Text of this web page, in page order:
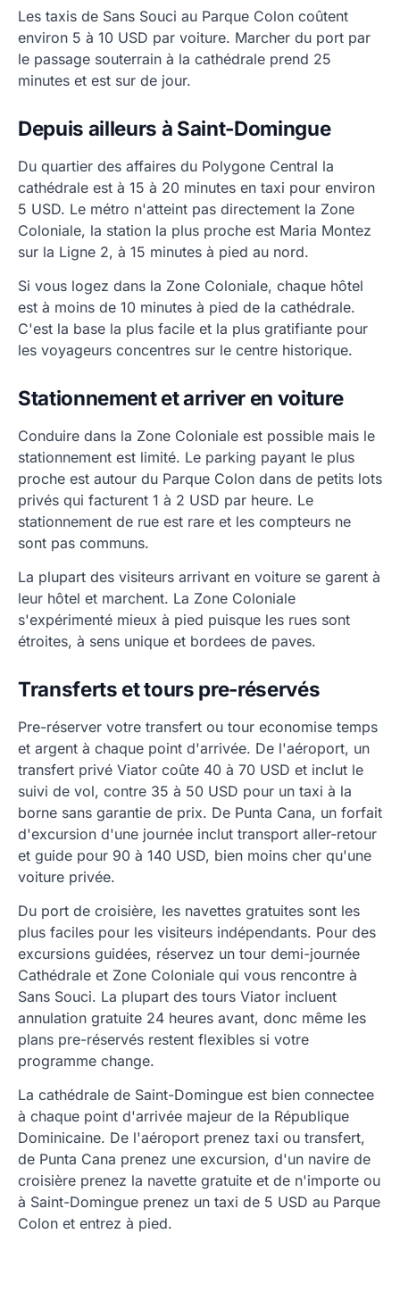
Les taxis de Sans Souci au Parque Colon coûtent
environ 5 à 10 USD par voiture. Marcher du port par
le passage souterrain à la cathédrale prend 25
minutes et est sur de jour.
Depuis ailleurs à Saint-Domingue
Du quartier des affaires du Polygone Central la
cathédrale est à 15 à 20 minutes en taxi pour environ
5 USD. Le métro n'atteint pas directement la Zone
Coloniale, la station la plus proche est Maria Montez
sur la Ligne 2, à 15 minutes à pied au nord.
Si vous logez dans la Zone Coloniale, chaque hôtel
est à moins de 10 minutes à pied de la cathédrale.
C'est la base la plus facile et la plus gratifiante pour
les voyageurs concentres sur le centre historique.
Stationnement et arriver en voiture
Conduire dans la Zone Coloniale est possible mais le
stationnement est limité. Le parking payant le plus
proche est autour du Parque Colon dans de petits lots
privés qui facturent 1 à 2 USD par heure. Le
stationnement de rue est rare et les compteurs ne
sont pas communs.
La plupart des visiteurs arrivant en voiture se garent à
leur hôtel et marchent. La Zone Coloniale
s'expérimenté mieux à pied puisque les rues sont
étroites, à sens unique et bordees de paves.
Transferts et tours pre-réservés
Pre-réserver votre transfert ou tour economise temps
et argent à chaque point d'arrivée. De l'aéroport, un
transfert privé Viator coûte 40 à 70 USD et inclut le
suivi de vol, contre 35 à 50 USD pour un taxi à la
borne sans garantie de prix. De Punta Cana, un forfait
d'excursion d'une journée inclut transport aller-retour
et guide pour 90 à 140 USD, bien moins cher qu'une
voiture privée.
Du port de croisière, les navettes gratuites sont les
plus faciles pour les visiteurs indépendants. Pour des
excursions guidées, réservez un tour demi-journée
Cathédrale et Zone Coloniale qui vous rencontre à
Sans Souci. La plupart des tours Viator incluent
annulation gratuite 24 heures avant, donc même les
plans pre-réservés restent flexibles si votre
programme change.
La cathédrale de Saint-Domingue est bien connectee
à chaque point d'arrivée majeur de la République
Dominicaine. De l'aéroport prenez taxi ou transfert,
de Punta Cana prenez une excursion, d'un navire de
croisière prenez la navette gratuite et de n'importe ou
à Saint-Domingue prenez un taxi de 5 USD au Parque
Colon et entrez à pied.